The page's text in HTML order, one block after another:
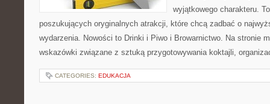
wyjątkowego charakteru.
poszukujących oryginalnych atrakcji, które chcą zadbać o
wydarzenia. Nowości to Drinki i Piwo i Browarnictwo. Na stronie
wskazówki związane z sztuką przygotowywania koktajli,
CATEGORIES: EDUKACJA